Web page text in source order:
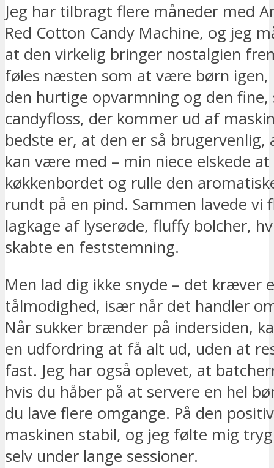
Jeg har tilbragt flere måneder med
Red Cotton Candy Machine, og jeg
at den virkelig bringer nostalgien
føles næsten som at være børn igen,
den hurtige opvarmning og den
candyfloss, der kommer ud af
bedste er, at den er så brugervenlig,
kan være med – min niece elskede at
køkkenbordet og rulle den
rundt på en pind. Sammen lavede vi
lagkage af lyserøde, fluffy bolcher,
skabte en feststemning.
Men lad dig ikke snyde – det kræver
tålmodighed, især når det handler
Når sukker brænder på indersiden,
en udfordring at få alt ud, uden at
fast. Jeg har også oplevet, at
hvis du håber på at servere en hel
du lave flere omgange. På den
maskinen stabil, og jeg følte mig
selv under lange sessioner.